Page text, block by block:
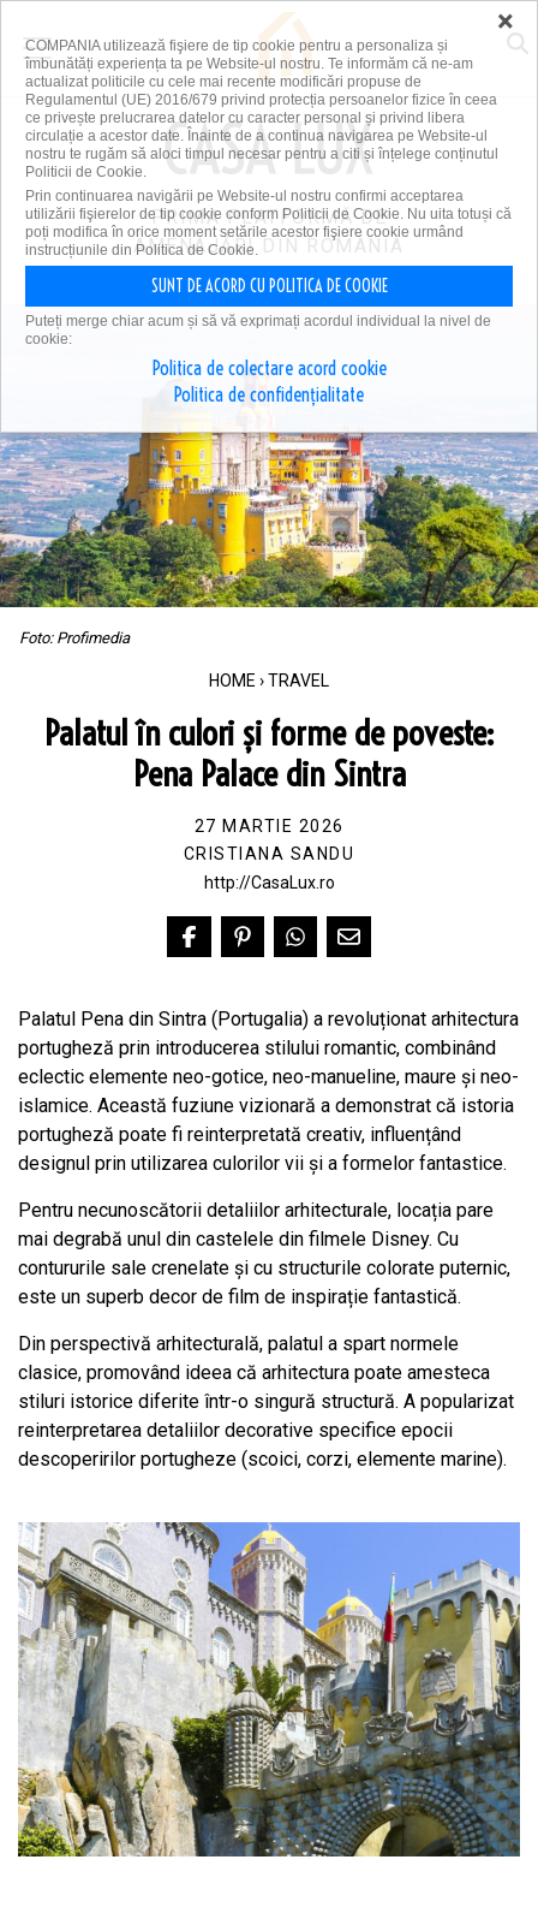
PRIMA PLATFORMĂ DE
AMENAJĂRI DIN ROMÂNIA
Foto: Profimedia
HOME ›TRAVEL
Palatul în culori și forme de poveste:
Pena Palace din Sintra
27 MARTIE 2026
CRISTIANA SANDU
http://CasaLux.ro
Palatul Pena din Sintra (Portugalia) a revoluționat arhitectura
portugheză prin introducerea stilului romantic, combinând
eclectic elemente neo-gotice, neo-manueline, maure și neo-
islamice. Această fuziune vizionară a demonstrat că istoria
portugheză poate fi reinterpretată creativ, influențând
designul prin utilizarea culorilor vii și a formelor fantastice.
Pentru necunoscătorii detaliilor arhitecturale, locația pare
mai degrabă unul din castelele din filmele Disney. Cu
contururile sale crenelate și cu structurile colorate puternic,
este un superb decor de film de inspirație fantastică.
Din perspectivă arhitecturală, palatul a spart normele
clasice, promovând ideea că arhitectura poate amesteca
stiluri istorice diferite într-o singură structură. A popularizat
reinterpretarea detaliilor decorative specifice epocii
descoperirilor portugheze (scoici, corzi, elemente marine).
×
COMPANIA utilizează fişiere de tip cookie pentru a personaliza și
îmbunătăți experiența ta pe Website-ul nostru. Te informăm că ne-am
actualizat politicile cu cele mai recente modificări propuse de
Regulamentul (UE) 2016/679 privind protecția persoanelor fizice în ceea
ce privește prelucrarea datelor cu caracter personal și privind libera
circulație a acestor date. Înainte de a continua navigarea pe Website-ul
nostru te rugăm să aloci timpul necesar pentru a citi și înțelege conținutul
Politicii de Cookie.
Prin continuarea navigării pe Website-ul nostru confirmi acceptarea
utilizării fişierelor de tip cookie conform Politicii de Cookie. Nu uita totuși că
poți modifica în orice moment setările acestor fişiere cookie urmând
instrucțiunile din Politica de Cookie.
SUNT DE ACORD CU POLITICA DE COOKIE
Puteți merge chiar acum și să vă exprimați acordul individual la nivel de
cookie:
Politica de colectare acord cookie
Politica de confidențialitate